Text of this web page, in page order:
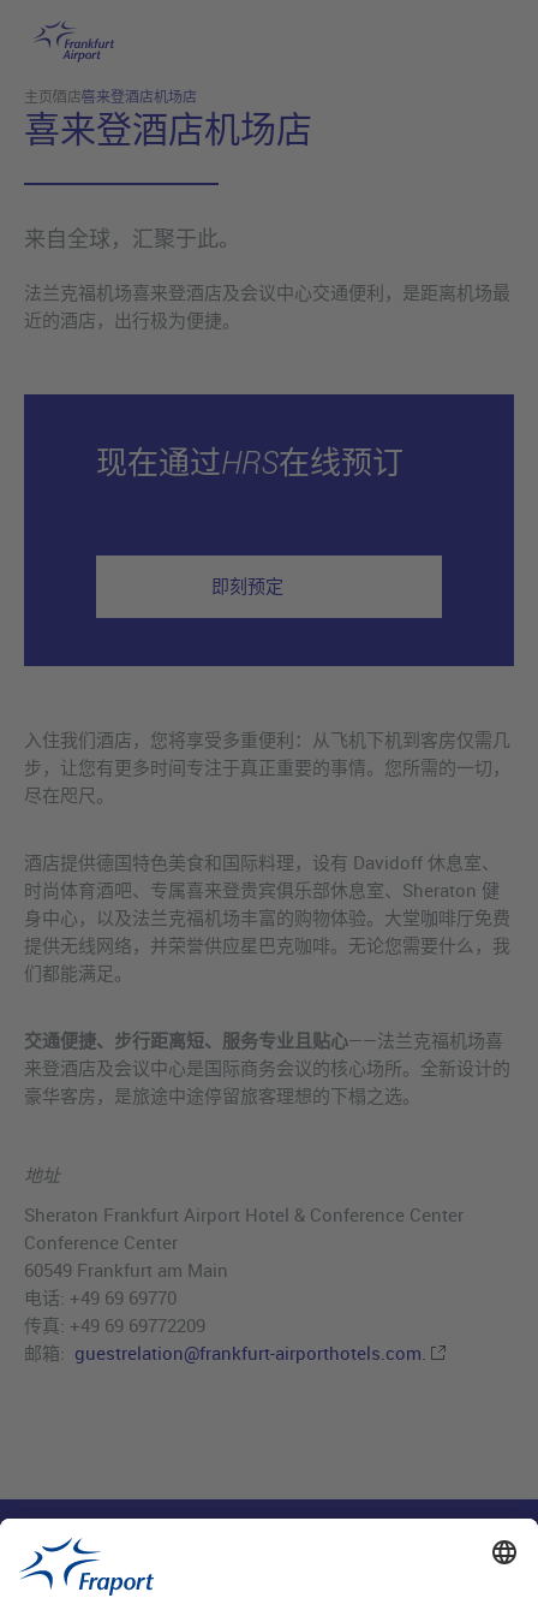
跳转至主页
主页酒店喜来登酒店机场店
喜来登酒店机场店
来自全球，汇聚于此。
法兰克福机场喜来登酒店及会议中心交通便利，是距离机场最
近的酒店，出行极为便捷。
现在通过HRS在线预订
即刻预定
入住我们酒店，您将享受多重便利：从飞机下机到客房仅需几
步，让您有更多时间专注于真正重要的事情。您所需的一切，
尽在咫尺。
酒店提供德国特色美食和国际料理，设有 Davidoff 休息室、
时尚体育酒吧、专属喜来登贵宾俱乐部休息室、Sheraton 健
身中心，以及法兰克福机场丰富的购物体验。大堂咖啡厅免费
提供无线网络，并荣誉供应星巴克咖啡。无论您需要什么，我
们都能满足。
交通便捷、步行距离短、服务专业且贴心——法兰克福机场喜
来登酒店及会议中心是国际商务会议的核心场所。全新设计的
豪华客房，是旅途中途停留旅客理想的下榻之选。
地址
Sheraton Frankfurt Airport Hotel & Conference Center
Conference Center
60549 Frankfurt am Main
电话: +49 69 69770
传真: +49 69 69772209
邮箱: guestrelation@frankfurt-airporthotels.com.